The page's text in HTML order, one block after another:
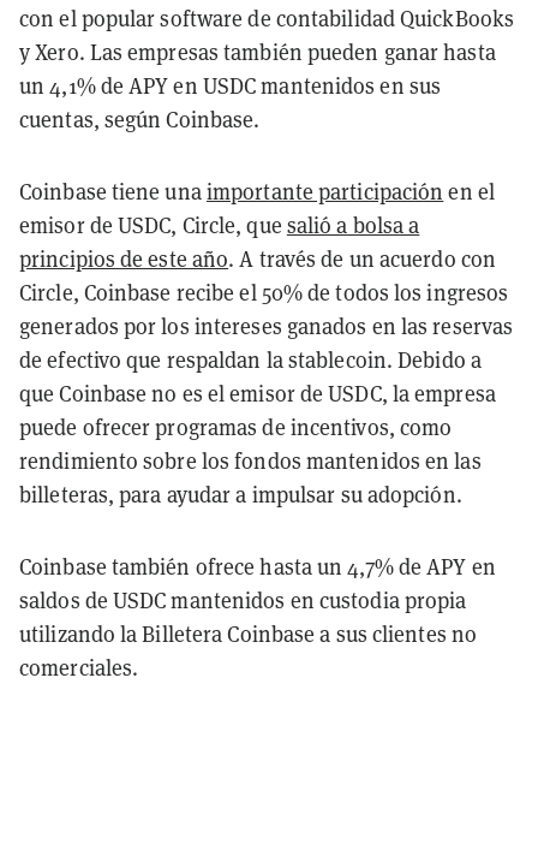
con el popular software de contabilidad QuickBooks
y Xero. Las empresas también pueden ganar hasta
un 4,1% de APY en USDC mantenidos en sus
cuentas, según Coinbase.
Coinbase tiene unaimportante participación en el
emisor de USDC, Circle, que salió a bolsa a
principios de este año. A través de un acuerdo con
Circle, Coinbase recibe el 50% de todos los ingresos
generados por los intereses ganados en las reservas
de efectivo que respaldan la stablecoin. Debido a
que Coinbase no es el emisor de USDC, la empresa
puede ofrecer programas de incentivos, como
rendimiento sobre los fondos mantenidos en las
billeteras, para ayudar a impulsar su adopción.
Coinbase también ofrece hasta un 4,7% de APY en
saldos de USDC mantenidos en custodia propia
utilizando la Billetera Coinbase a sus clientes no
comerciales.